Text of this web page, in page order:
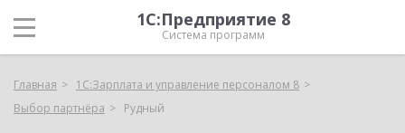
1С:Предприятие 8
Система программ
Главная
1С:Зарплата и управление персоналом 8
Выбор партнёра
Рудный